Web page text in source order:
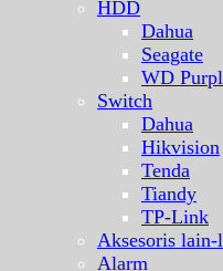
HDD
Dahua
Seagate
WD
Switch
Dahua
Hikvision
Tenda
Tiandy
TP-Link
Aksesoris lain-
Alarm